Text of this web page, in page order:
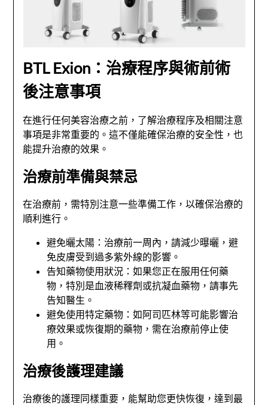
BTL Exion：治療程序與術前術
後注意事項
在進行任何美容治療之前，了解治療程序及相關注意
事項是非常重要的。這不僅能確保治療的安全性，也
能提升治療的效果。
治療前準備與禁忌
在治療前，需特別注意一些準備工作，以確保治療的
順利進行。
避免曬太陽：治療前一周內，請減少曝曬，避
免皮膚受到過多紫外線的影響。
告知藥物使用狀況：如果您正在服用任何藥
物，特別是血液稀釋劑或抗凝血藥物，請事先
告知醫生。
避免使用特定藥物：如阿司匹林等可能影響治
療效果或恢復期的藥物，需在治療前停止使
用。
治療後護理建議
治療後的護理同樣重要，能幫助您更快恢復，達到最